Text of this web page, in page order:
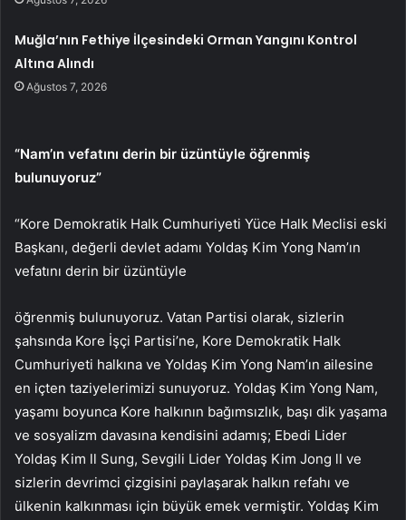
Muğla’nın Fethiye İlçesindeki Orman Yangını Kontrol
Altına Alındı
Ağustos 7, 2026
“Nam’ın vefatını derin bir üzüntüyle öğrenmiş
bulunuyoruz”
“Kore Demokratik Halk Cumhuriyeti Yüce Halk Meclisi eski
Başkanı, değerli devlet adamı Yoldaş Kim Yong Nam’ın
vefatını derin bir üzüntüyle
öğrenmiş bulunuyoruz. Vatan Partisi olarak, sizlerin
şahsında Kore İşçi Partisi’ne, Kore Demokratik Halk
Cumhuriyeti halkına ve Yoldaş Kim Yong Nam’ın ailesine
en içten taziyelerimizi sunuyoruz. Yoldaş Kim Yong Nam,
yaşamı boyunca Kore halkının bağımsızlık, başı dik yaşama
ve sosyalizm davasına kendisini adamış; Ebedi Lider
Yoldaş Kim ll Sung, Sevgili Lider Yoldaş Kim Jong ll ve
sizlerin devrimci çizgisini paylaşarak halkın refahı ve
ülkenin kalkınması için büyük emek vermiştir. Yoldaş Kim